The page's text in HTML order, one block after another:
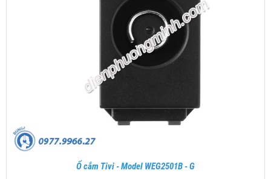
Ổ cắm Tivi - Model WEG2501B - G